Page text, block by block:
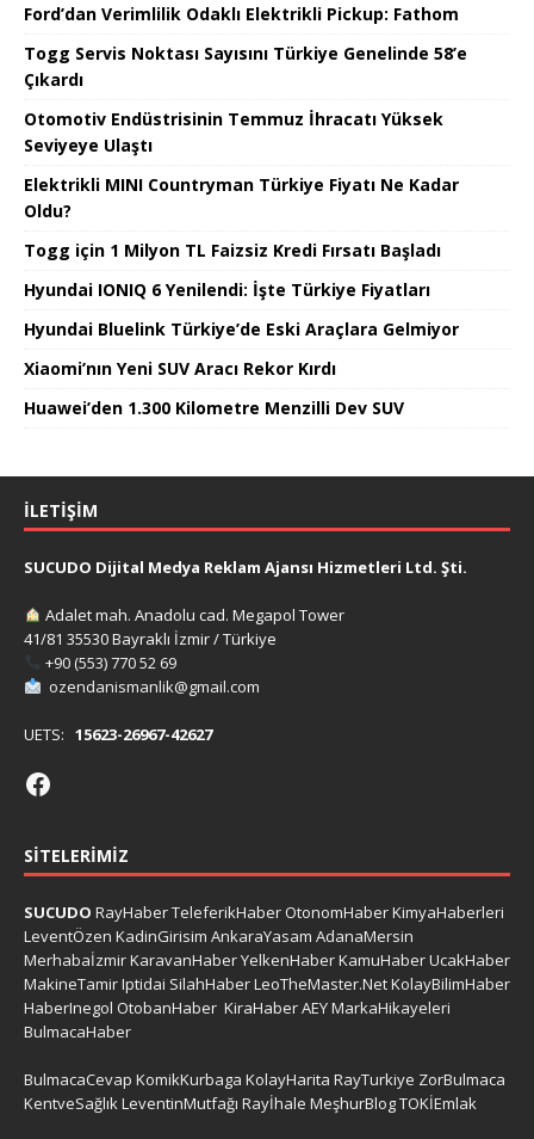
Ford’dan Verimlilik Odaklı Elektrikli Pickup: Fathom
Togg Servis Noktası Sayısını Türkiye Genelinde 58’e
Çıkardı
Otomotiv Endüstrisinin Temmuz İhracatı Yüksek
Seviyeye Ulaştı
Elektrikli MINI Countryman Türkiye Fiyatı Ne Kadar
Oldu?
Togg için 1 Milyon TL Faizsiz Kredi Fırsatı Başladı
Hyundai IONIQ 6 Yenilendi: İşte Türkiye Fiyatları
Hyundai Bluelink Türkiye’de Eski Araçlara Gelmiyor
Xiaomi’nın Yeni SUV Aracı Rekor Kırdı
Huawei’den 1.300 Kilometre Menzilli Dev SUV
İLETIŞIM
SUCUDO Dijital Medya Reklam Ajansı Hizmetleri Ltd. Şti.
Adalet mah. Anadolu cad. Megapol Tower
41/81 35530 Bayraklı İzmir / Türkiye
+90 (553) 770 52 69
ozendanismanlik@gmail.com
UETS: 15623-26967-42627
SITELERIMIZ
SUCUDO RayHaberTeleferikHaber OtonomHaberKimyaHaberleri
LeventÖzen KadinGirisim AnkaraYasam AdanaMersin
MerhabaİzmirKaravanHaberYelkenHaberKamuHaberUcakHaber
MakineTamirIptidai SilahHaberLeoTheMaster.NetKolayBilimHaber
HaberInegol OtobanHaber KiraHaberAEYMarkaHikayeleri
BulmacaHaber
BulmacaCevap KomikKurbaga KolayHarita RayTurkiye ZorBulmaca
KentveSağlıkLeventinMutfağı Rayİhale MeşhurBlogTOKİEmlak